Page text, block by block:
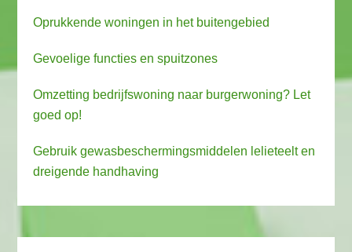
Oprukkende woningen in het buitengebied
Gevoelige functies en spuitzones
Omzetting bedrijfswoning naar burgerwoning? Let
goed op!
Gebruik gewasbeschermingsmiddelen lelieteelt en
dreigende handhaving